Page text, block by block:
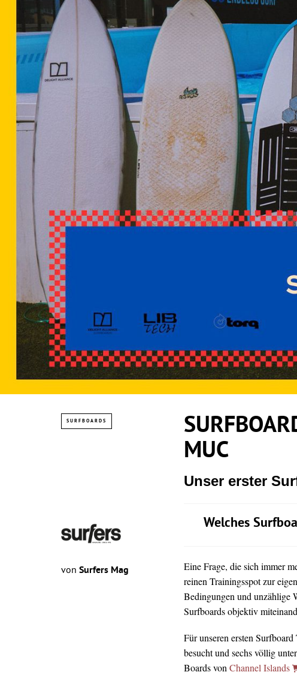
SURFBOARDS
MUC
Unser erster
von Surfers Mag
Welches
Eine Frage, die sich immer
reinen Trainingsspot zur
Bedingungen und unzählige
Surfboards objektiv
Für unseren ersten
besucht und sechs völlig
Boards von Channel Islands